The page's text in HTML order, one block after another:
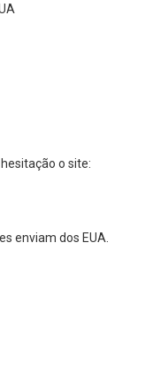
o site:
enviam dos EUA.